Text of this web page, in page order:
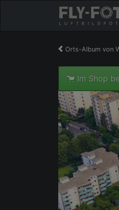
Orts-Album von
Im Shop